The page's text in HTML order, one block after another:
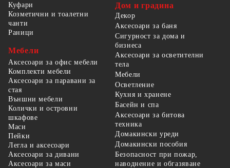
Куфари
Козметични и тоалетни
чанти
Раници
Мебели
Аксесоари за офис мебели
Комплекти мебели
Аксесоари за паравани за
стая
Външни мебели
Колички и островни
шкафове
Маси
Пейки
Легла и аксесоари
Аксесоари за дивани
Аксесоари за маси
Дом и градина
Декор
Аксесоари за баня
Сигурност за дома и
бизнеса
Аксесоари за осветителни
тела
Мебели
Осветление
Кухня и хранене
Басейн и спа
Аксесоари за битова
техника
Домакински уреди
Домакински пособия
Безопасност при пожар,
наводнение и обгазяване